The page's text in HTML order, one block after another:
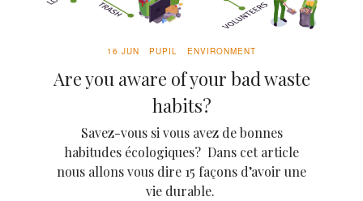
16 JUN PUPIL ENVIRONMENT
Are you aware of your bad waste
habits?
Savez-vous si vous avez de bonnes
habitudes écologiques? Dans cet article
nous allons vous dire 15 façons d’avoir une
vie durable.